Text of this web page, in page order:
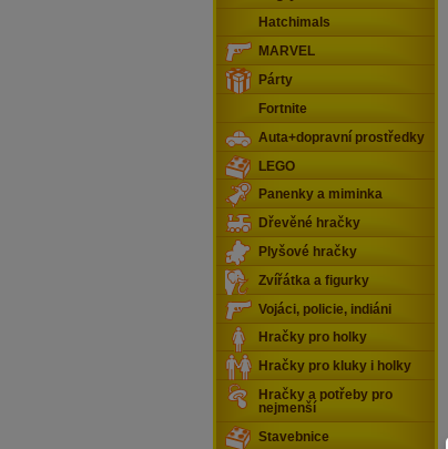
Hatchimals
MARVEL
Párty
Fortnite
Auta+dopravní prostředky
LEGO
Panenky a miminka
Dřevěné hračky
Plyšové hračky
Zvířátka a figurky
Vojáci, policie, indiáni
Hračky pro holky
Hračky pro kluky i holky
Hračky a potřeby pro
nejmenší
Stavebnice